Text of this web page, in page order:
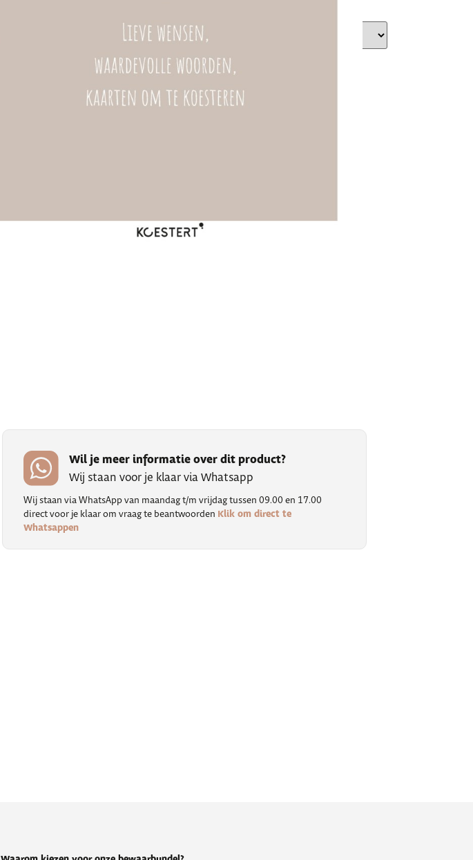
Levertijd: 4 a 6 werkdagen
Toevoegen aan winkelwagen
Wil je meer informatie over dit product?
Wij staan voor je klaar via Whatsapp
Wij staan via WhatsApp van maandag t/m vrijdag tussen 09.00 en 17.00
direct voor je klaar om vraag te beantwoorden Klik om direct te
Whatsappen